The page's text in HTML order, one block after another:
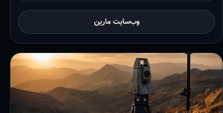
وب‌سایت مارین